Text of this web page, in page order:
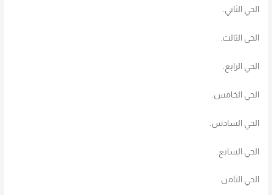
الحي الثاني.
الحي الثالث.
الحي الرابع.
الحي الخامس.
الحي السادس.
الحي السابع.
الحي الثامن.